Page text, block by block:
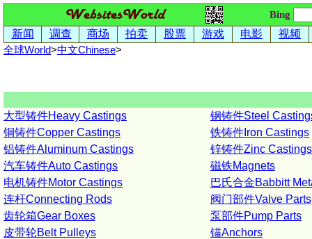
Bing
新闻 调查 商场 拍卖 股票 游戏 电影 视频
全球World>中文Chinese>
大型铸件Heavy Castings
铜铸件Copper Castings
铝铸件Aluminum Castings
汽车铸件Auto Castings
电机铸件Motor Castings
连杆Connecting Rods
齿轮箱Gear Boxes
皮带轮Belt Pulleys
钢铸件Steel
铁铸件Iron Castings
锌铸件Zinc Castings
磁铁Magnets
巴氏合金Babbitt
阀门部件Valve Parts
泵部件Pump Parts
锚Anchors